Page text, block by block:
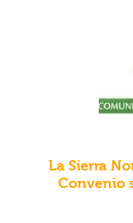
La Sierra
Convenio